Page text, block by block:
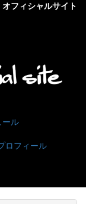
フィシャルサイト
ール
ロフィール